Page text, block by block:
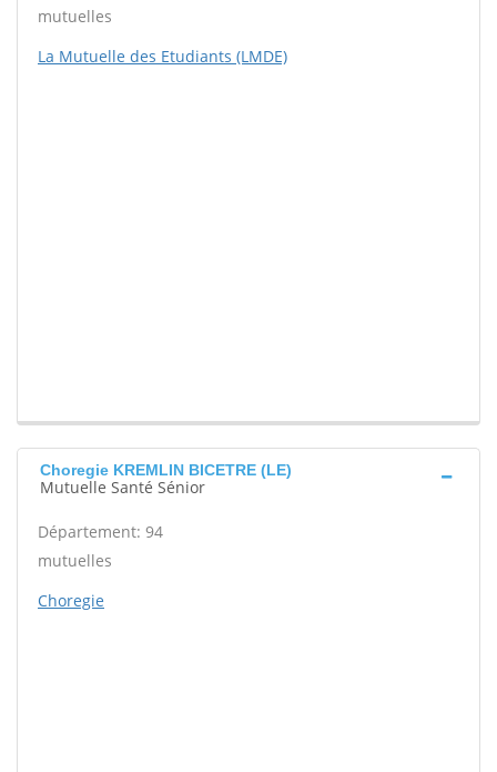
mutuelles
La Mutuelle des Etudiants (LMDE)
Choregie KREMLIN BICETRE (LE)
Mutuelle Santé Sénior
Département: 94
mutuelles
Choregie